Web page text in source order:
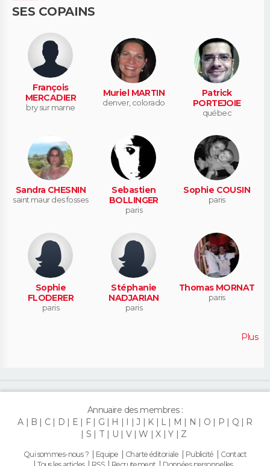
SES COPAINS
François
MERCADIER
bry sur marne
Muriel MARTIN
denver, colorado
Patrick
PORTEJOIE
québec
Sandra CHESNIN
saint maur des fosses
Sebastien
BOLLINGER
paris
Sophie COUSIN
paris
Sophie
FLODERER
paris
Stéphanie
NADJARIAN
paris
Thomas MORNAT
paris
Plus
Annuaire des membres :
A
B C D E F G H I J K L M N O P Q
R
S
T U V W X Y Z
Qui sommes-nous ? Equipe Charte éditoriale Publicité
Contact